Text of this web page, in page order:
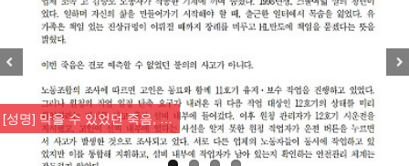
[성명] 막을 수 있었던 죽음, …